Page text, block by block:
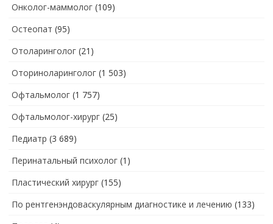
Онколог-маммолог (109)
Остеопат (95)
Отоларинголог (21)
Оториноларинголог (1 503)
Офтальмолог (1 757)
Офтальмолог-хирург (25)
Педиатр (3 689)
Перинатальный психолог (1)
Пластический хирург (155)
По рентгенэндоваскулярным диагностике и лечению (133)